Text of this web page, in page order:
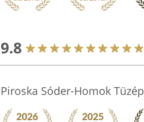
9.8
Piroska Sóder-Homok Tüzép